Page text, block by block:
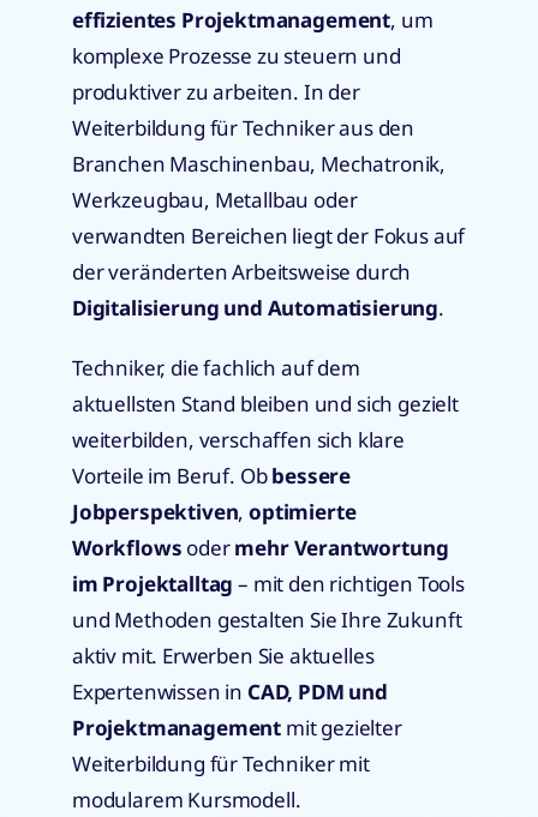
effizientes Projektmanagement, um
komplexe Prozesse zu steuern und
produktiver zu arbeiten. In der
Weiterbildung für Techniker aus den
Branchen Maschinenbau, Mechatronik,
Werkzeugbau, Metallbau oder
verwandten Bereichen liegt der Fokus auf
der veränderten Arbeitsweise durch
Digitalisierung und Automatisierung.
Techniker, die fachlich auf dem
aktuellsten Stand bleiben und sich gezielt
weiterbilden, verschaffen sich klare
Vorteile im Beruf. Obbessere
Jobperspektiven,optimierte
Workflows odermehr Verantwortung
im Projektalltag – mit den richtigen Tools
und Methoden gestalten Sie Ihre Zukunft
aktiv mit. Erwerben Sie aktuelles
Expertenwissen in CAD, PDM und
Projektmanagement mit gezielter
Weiterbildung für Techniker mit
modularem Kursmodell.